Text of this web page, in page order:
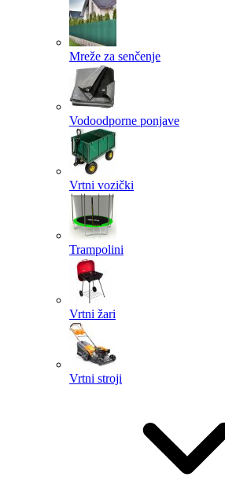
Mreže za senčenje
Vodoodporne ponjave
Vrtni vozički
Trampolini
Vrtni žari
Vrtni stroji